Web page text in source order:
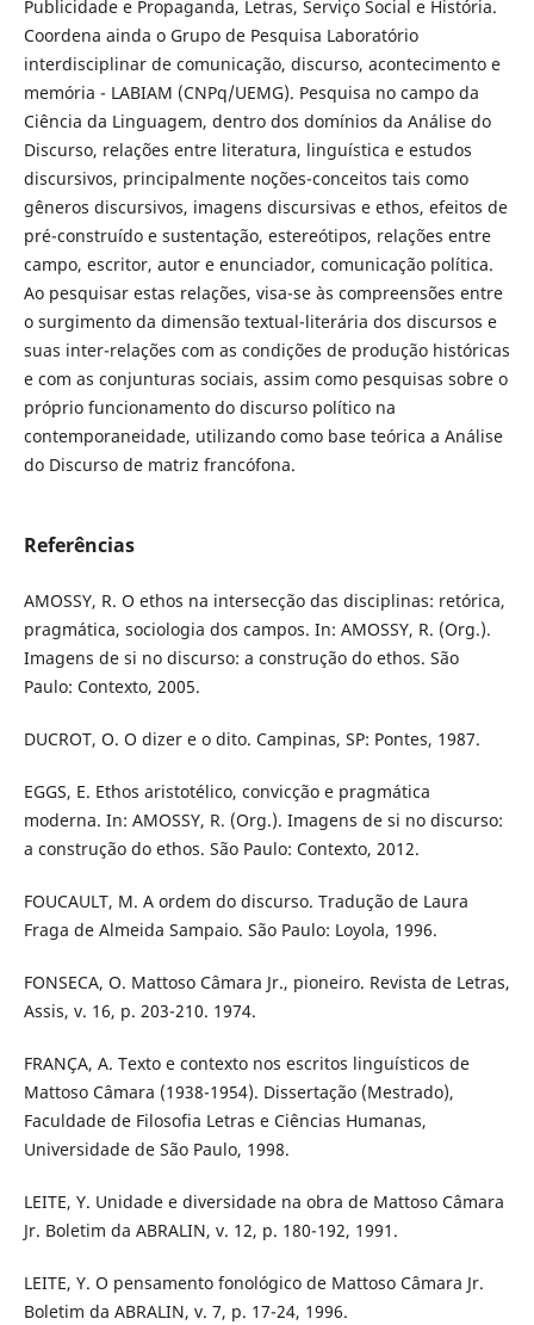
Publicidade e Propaganda, Letras, Serviço Social e História.
Coordena ainda o Grupo de Pesquisa Laboratório
interdisciplinar de comunicação, discurso, acontecimento e
memória - LABIAM (CNPq/UEMG). Pesquisa no campo da
Ciência da Linguagem, dentro dos domínios da Análise do
Discurso, relações entre literatura, linguística e estudos
discursivos, principalmente noções-conceitos tais como
gêneros discursivos, imagens discursivas e ethos, efeitos de
pré-construído e sustentação, estereótipos, relações entre
campo, escritor, autor e enunciador, comunicação política.
Ao pesquisar estas relações, visa-se às compreensões entre
o surgimento da dimensão textual-literária dos discursos e
suas inter-relações com as condições de produção históricas
e com as conjunturas sociais, assim como pesquisas sobre o
próprio funcionamento do discurso político na
contemporaneidade, utilizando como base teórica a Análise
do Discurso de matriz francófona.
Referências
AMOSSY, R. O ethos na intersecção das disciplinas: retórica,
pragmática, sociologia dos campos. In: AMOSSY, R. (Org.).
Imagens de si no discurso: a construção do ethos. São
Paulo: Contexto, 2005.
DUCROT, O. O dizer e o dito. Campinas, SP: Pontes, 1987.
EGGS, E. Ethos aristotélico, convicção e pragmática
moderna. In: AMOSSY, R. (Org.). Imagens de si no discurso:
a construção do ethos. São Paulo: Contexto, 2012.
FOUCAULT, M. A ordem do discurso. Tradução de Laura
Fraga de Almeida Sampaio. São Paulo: Loyola, 1996.
FONSECA, O. Mattoso Câmara Jr., pioneiro. Revista de Letras,
Assis, v. 16, p. 203-210. 1974.
FRANÇA, A. Texto e contexto nos escritos linguísticos de
Mattoso Câmara (1938-1954). Dissertação (Mestrado),
Faculdade de Filosofia Letras e Ciências Humanas,
Universidade de São Paulo, 1998.
LEITE, Y. Unidade e diversidade na obra de Mattoso Câmara
Jr. Boletim da ABRALIN, v. 12, p. 180-192, 1991.
LEITE, Y. O pensamento fonológico de Mattoso Câmara Jr.
Boletim da ABRALIN, v. 7, p. 17-24, 1996.